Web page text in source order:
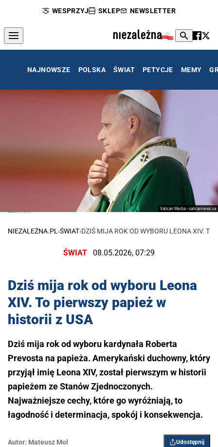
WESPRZYJ SKLEP NEWSLETTER
NAJNOWSZE POLSKA ŚWIAT PETYCJE MEMY
Vatican Media - vaticannews.va
Leon XIV
NIEZALEŻNA.PL ›ŚWIAT›DZIŚ MIJA ROK OD WYBORU LEONA XIV. TO
ŚWIAT 08.05.2026, 07:29
Dziś mija rok od wyboru Leona
XIV. To pierwszy papież w
historii z USA
Dziś mija rok od wyboru kardynała Roberta
Prevosta na papieża. Amerykański duchowny, który
przyjął imię Leona XIV, został pierwszym w historii
papieżem ze Stanów Zjednoczonych.
Najważniejsze cechy, które go wyróżniają, to
łagodność i determinacja, spokój i konsekwencja.
Autor: Mateusz Mol Udostępnij